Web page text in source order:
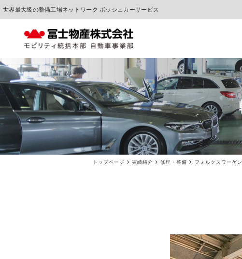
世界最大級の整備工場ネットワーク ボッシュカーサービス
トップページ 実績紹介 修理・整備 フォルクスワーゲ